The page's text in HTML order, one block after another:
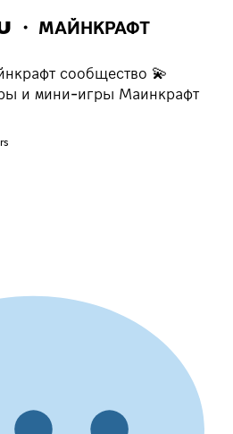
・ МАЙНКРАФТ
сообщество 💫
и мини-игры Маинкрафт